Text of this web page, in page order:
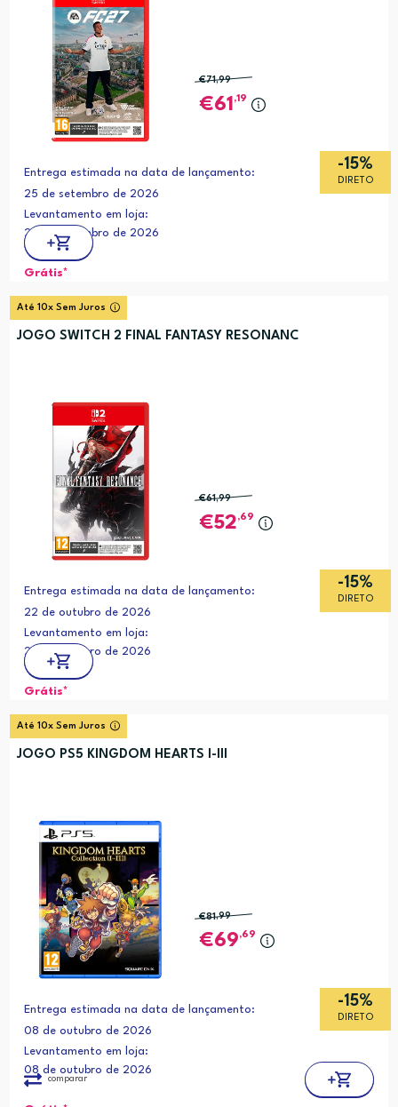
-15%
DIRETO
€71,99
61 ,19
Entrega estimada na data de lançamento:
25 de setembro de 2026
Levantamento em loja:
25 de setembro de 2026
Grátis*
Até 10x Sem Juros
JOGO SWITCH 2 FINAL FANTASY RESONANC
-15%
DIRETO
€61,99
52,69
Entrega estimada na data de lançamento:
22 de outubro de 2026
Levantamento em loja:
22 de outubro de 2026
Grátis*
Até 10x Sem Juros
JOGO PS5 KINGDOM HEARTS I-III
-15%
DIRETO
€81,99
69,69
Entrega estimada na data de lançamento:
08 de outubro de 2026
Levantamento em loja:
08 de outubro de 2026
comparar